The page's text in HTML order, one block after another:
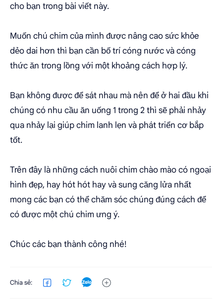
cho bạn trong bài viết này.
Muốn chú chim của mình được nâng cao sức khỏe
dẻo dai hơn thì bạn cần bố trí cóng nước và cóng
thức ăn trong lồng với một khoảng cách hợp lý.
Bạn không được để sát nhau mà nên để ở hai đầu khi
chúng có nhu cầu ăn uống 1 trong 2 thì sẽ phải nhảy
qua nhảy lại giúp chim lanh lẹn và phát triển cơ bắp
tốt.
Trên đây là những cách nuôi chim chào mào có ngoại
hình đẹp, hay hót hót hay và sung căng lửa nhất
mong các bạn có thể chăm sóc chúng đúng cách để
có được một chú chim ưng ý.
Chúc các bạn thành công nhé!